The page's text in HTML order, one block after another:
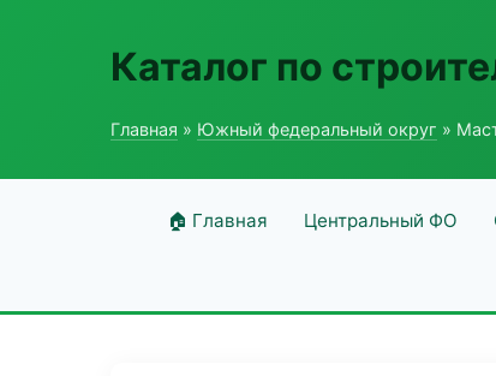
Каталог по
Главная » Южный федеральный округ »
🏠 Главная Центральный ФО